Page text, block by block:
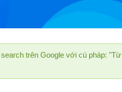
trên Google với cú pháp: